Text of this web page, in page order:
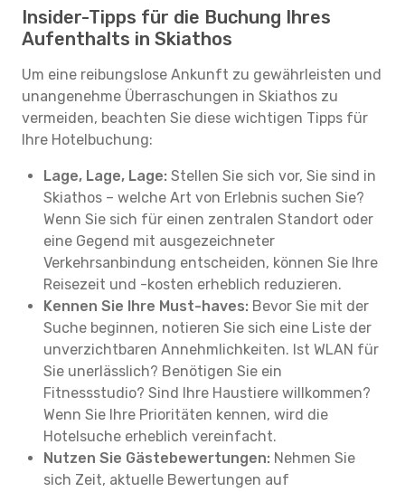
Insider-Tipps für die Buchung Ihres
Aufenthalts in Skiathos
Um eine reibungslose Ankunft zu gewährleisten und
unangenehme Überraschungen in Skiathos zu
vermeiden, beachten Sie diese wichtigen Tipps für
Ihre Hotelbuchung:
Lage, Lage, Lage: Stellen Sie sich vor, Sie sind in
Skiathos – welche Art von Erlebnis suchen Sie?
Wenn Sie sich für einen zentralen Standort oder
eine Gegend mit ausgezeichneter
Verkehrsanbindung entscheiden, können Sie Ihre
Reisezeit und -kosten erheblich reduzieren.
Kennen Sie Ihre Must-haves: Bevor Sie mit der
Suche beginnen, notieren Sie sich eine Liste der
unverzichtbaren Annehmlichkeiten. Ist WLAN für
Sie unerlässlich? Benötigen Sie ein
Fitnessstudio? Sind Ihre Haustiere willkommen?
Wenn Sie Ihre Prioritäten kennen, wird die
Hotelsuche erheblich vereinfacht.
Nutzen Sie Gästebewertungen: Nehmen Sie
sich Zeit, aktuelle Bewertungen auf